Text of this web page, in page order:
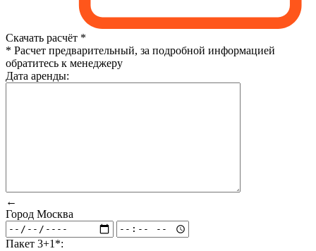
Скачать расчёт *
* Расчет предварительный, за подробной информацией
обратитесь к менеджеру
Дата аренды:
←
Город Москва
Пакет 3+1*: